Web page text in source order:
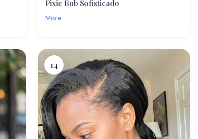
Pixie Bob Sofisticado
More
14